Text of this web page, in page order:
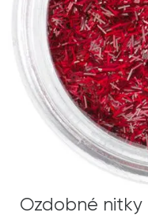
Ozdobné